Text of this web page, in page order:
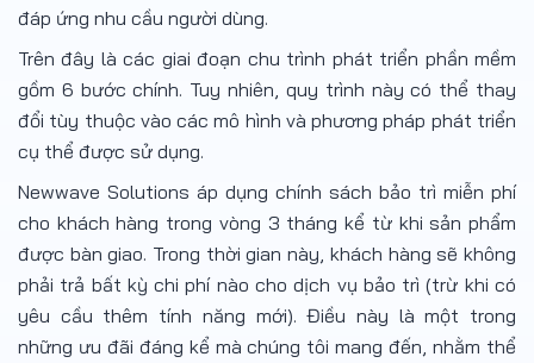
đáp ứng nhu cầu người dùng.
Trên đây là các giai đoạn chu trình phát triển phần mềm
gồm 6 bước chính. Tuy nhiên, quy trình này có thể thay
đổi tùy thuộc vào các mô hình và phương pháp phát triển
cụ thể được sử dụng.
Newwave Solutions áp dụng chính sách bảo trì miễn phí
cho khách hàng trong vòng 3 tháng kể từ khi sản phẩm
được bàn giao. Trong thời gian này, khách hàng sẽ không
phải trả bất kỳ chi phí nào cho dịch vụ bảo trì (trừ khi có
yêu cầu thêm tính năng mới). Điều này là một trong
những ưu đãi đáng kể mà chúng tôi mang đến, nhằm thể